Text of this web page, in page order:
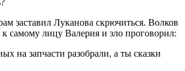
заставил Луканова скрючиться. Волков
самому лицу Валерия и зло проговорил:
на запчасти разобрали, а ты сказки